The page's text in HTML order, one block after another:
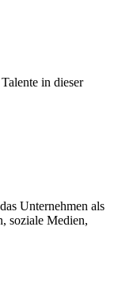
in dieser
Unternehmen als
soziale Medien,